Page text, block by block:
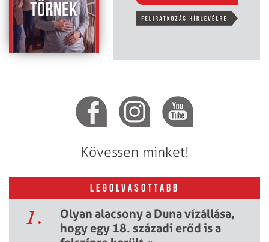
Kövessen minket!
LEGOLVASOTTABB
1.
Olyan alacsony a Duna vízállása,
hogy egy 18. századi erőd is a